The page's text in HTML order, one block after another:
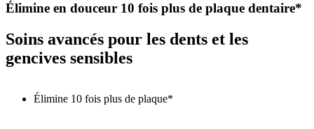
Élimine en douceur 10 fois plus de plaque dentaire*
Soins avancés pour les dents et les
gencives sensibles
Élimine 10 fois plus de plaque*